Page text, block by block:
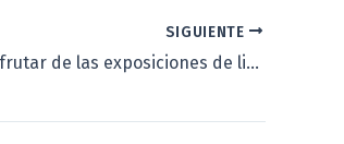
SIGUIENTE
Últimos días del mes para disfrutar de las exposiciones de libros infantiles